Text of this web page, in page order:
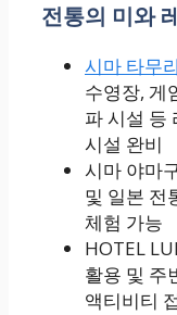
전통의 미와
시마 타무
수영장, 게
파 시설 등
시설 완비
시마 야마
및 일본 전
체험 가능
HOTEL
활용 및 주
액티비티